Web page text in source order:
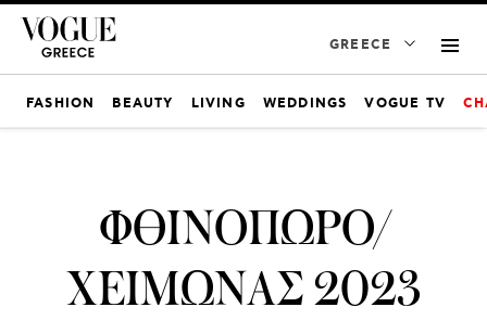
GREECE
FASHION BEAUTY LIVING WEDDINGS VOGUE TV
ΦΘΙΝΟΠΩΡΟ/
ΧΕΙΜΩΝΑΣ 2023